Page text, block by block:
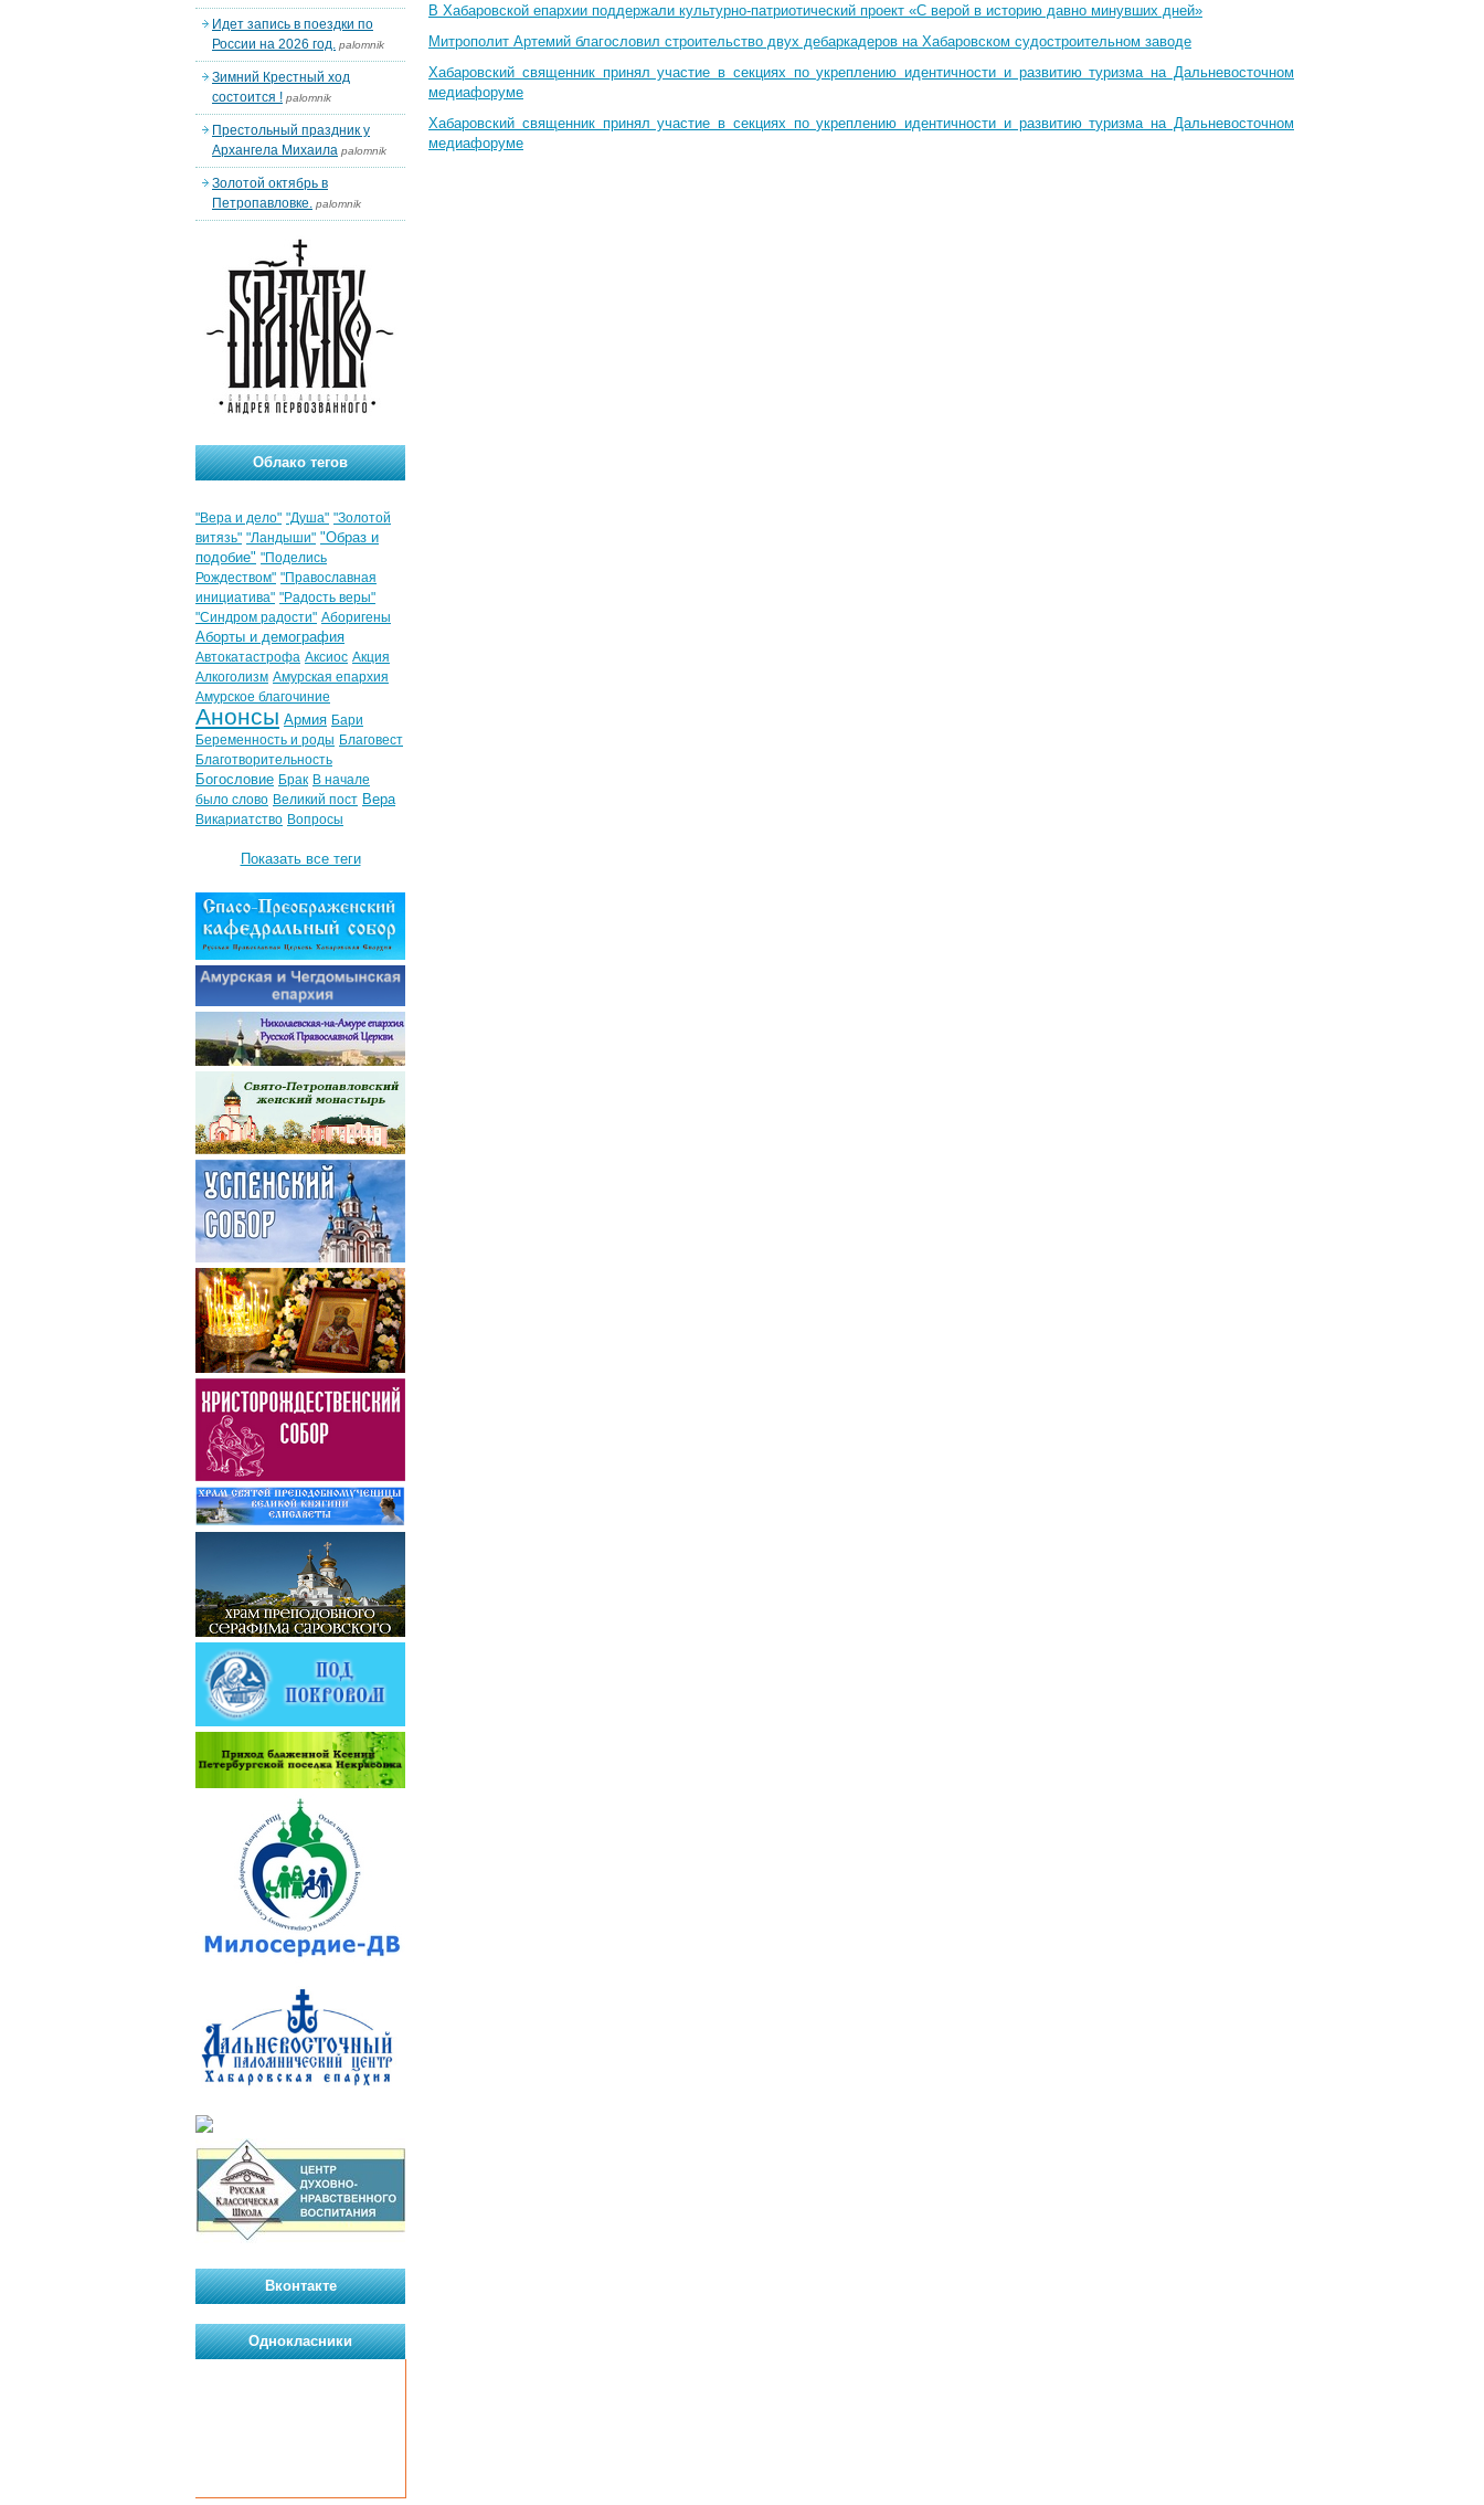
В Хабаровской епархии поддержали культурно-патриотический проект «С верой в историю давно минувших дней»
Митрополит Артемий благословил строительство двух дебаркадеров на Хабаровском судостроительном заводе
Хабаровский священник принял участие в секциях по укреплению идентичности и развитию туризма на Дальневосточном
медиафоруме
Хабаровский священник принял участие в секциях по укреплению идентичности и развитию туризма на Дальневосточном
медиафоруме
Идет запись в поездки по
России на 2026 год. palomnik
Зимний Крестный ход
состоится ! palomnik
Престольный праздник у
Архангела Михаила palomnik
Золотой октябрь в
Петропавловке. palomnik
Облако тегов
"Вера и дело" "Душа" "Золотой
витязь" "Ландыши" "Образ и
подобие" "Поделись
Рождеством" "Православная
инициатива" "Радость веры"
"Синдром радости" Аборигены
Аборты и демография
Автокатастрофа Аксиос Акция
Алкоголизм Амурская епархия
Амурское благочиние
Анонсы Армия Бари
Беременность и роды Благовест
Благотворительность
Богословие Брак В начале
было слово Великий пост Вера
Викариатство Вопросы
Показать все теги
Вконтакте
Однокласники